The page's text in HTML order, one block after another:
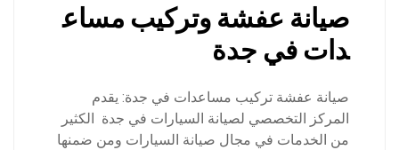
صيانة عفشة وتركيب مساع
دات في جدة
صيانة عفشة تركيب مساعدات في جدة: يقدم
المركز التخصصي لصيانة السيارات في جدة الكثير
من الخدمات في مجال صيانة السيارات ومن ضمنها